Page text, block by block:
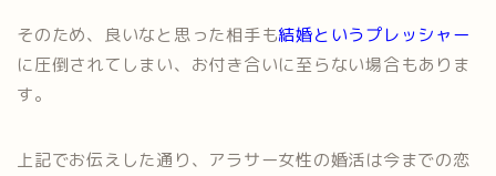
そのため、良いなと思った相手も結婚というプレッシャー
に圧倒されてしまい、お付き合いに至らない場合もありま
す。
上記でお伝えした通り、アラサー女性の婚活は今までの恋